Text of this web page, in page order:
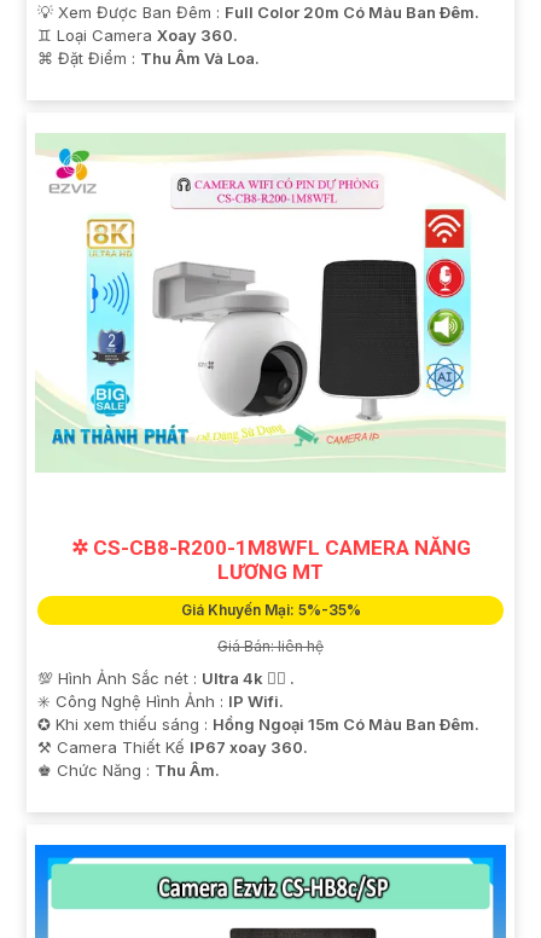
💡 Xem Được Ban Đêm : Full Color 20m Có Màu Ban Ðêm.
♊ Loại Camera Xoay 360.
️⌘ Đặt Điểm : Thu Âm Và Loa.
✲ CS-CB8-R200-1M8WFL CAMERA NĂNG
LƯƠNG MT
Giá Khuyến Mại: 5%-35%
Giá Bán: liên hệ
💯 Hình Ảnh Sắc nét : Ultra 4k 👍🏾 .
✳️ Công Nghệ Hình Ảnh : IP Wifi.
✪ Khi xem thiếu sáng : Hồng Ngoại 15m Có Màu Ban Ðêm.
⚒ Camera Thiết Kế IP67 xoay 360.
️♚ Chức Năng : Thu Âm.